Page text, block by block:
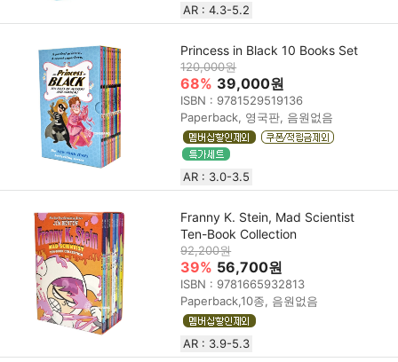
AR : 4.3-5.2
Princess in Black 10 Books Set
120,000원
68% 39,000원
ISBN : 9781529519136
Paperback, 영국판, 음원없음
AR : 3.0-3.5
Franny K. Stein, Mad Scientist
Ten-Book Collection
92,200원
39% 56,700원
ISBN : 9781665932813
Paperback,10종, 음원없음
AR : 3.9-5.3